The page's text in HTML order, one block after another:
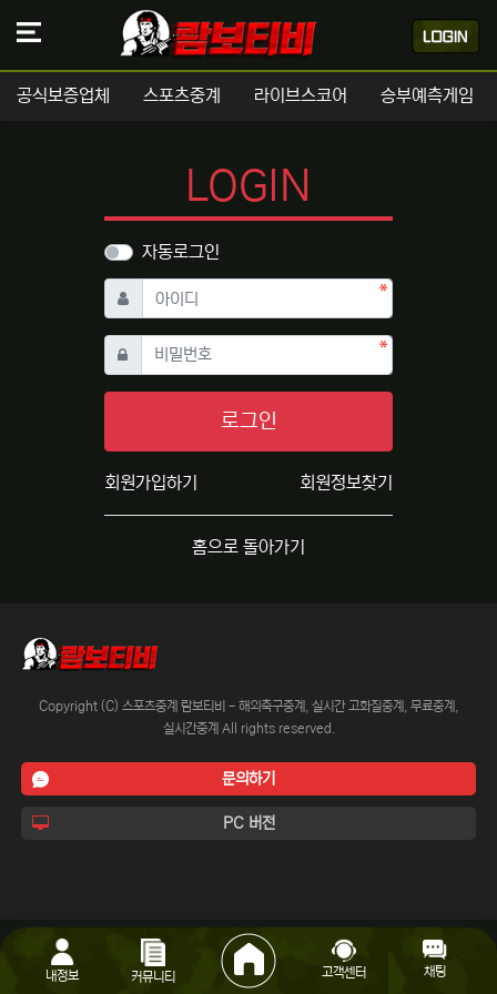
공식보증업체 스포츠중계 라이브스코어 승부예측게임
LOGIN
자동로그인
아이디 필수
비밀번호필수
로그인
회원가입하기 회원정보찾기
홈으로 돌아가기
Copyright (C) 스포츠중계 람보티비 - 해외축구중계, 실시간 고화질중계, 무료중계,
실시간중계 All rights reserved.
문의하기
PC 버전
내정보 커뮤니티 고객센터 채팅